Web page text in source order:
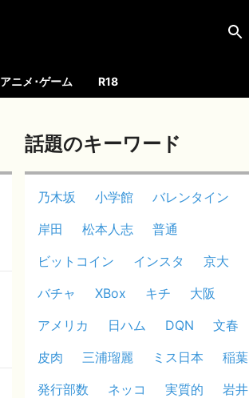
アニメ･ゲーム R18
話題のキーワード
乃木坂 小学館
バレンタイン
岸田
松本人志
普通
ビットコイン
インスタ
京大
バチャ
XBox キチ
大阪
アメリカ
日ハム DQN
文春
皮肉
三浦瑠麗 ミス日本
稲葉
発行部数
ネッコ 実質的
岩井